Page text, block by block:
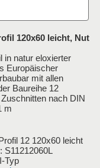
120x60 leicht, Nut
in natur eloxierter
Europäischer
mit allen
Baureihe 12
nach DIN
m
12 120x60 leicht
S11212060L
Typ